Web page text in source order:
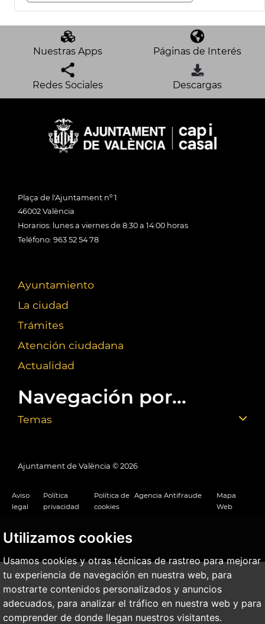
Utilizamos cookies
Usamos cookies y otras técnicas de rastreo para mejorar
tu experiencia de navegación en nuestra web, para
mostrarte contenidos personalizados y anuncios
adecuados, para analizar el tráfico en nuestra web y para
comprender de donde llegan nuestros visitantes.
Nuestras Apps Páginas de Interés
Redes Sociales Descargas
Plaça de l'Ajuntament nº 1
46002 València
Horarios: lunes a viernes de 8:30 a 14:00 horas
Teléfono: 963 52 54 78
Ayuntamiento
La ciudad
Trámites
Atención ciudadana
Actualidad
Navegación por...
Temas
Ajuntament de València © 2026
Aviso
legal
Política
privacidad
Política de
cookies
Agencia Antifraude
Mapa
Web